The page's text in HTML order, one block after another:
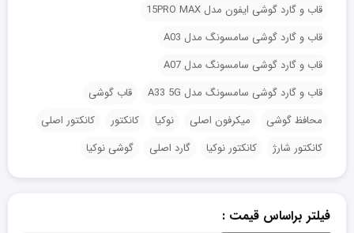
قاب و گارد گوشی ایفون مدل 15PRO MAX
قاب و گارد گوشی سامسونگ مدل A03
قاب و گارد گوشی سامسونگ مدل A07
قاب و گارد گوشی سامسونگ مدل A33 5G
قاب گوشی
محافظ گوشی
میکرفون اصلی نوکیا کانکتور
کانکتور اصلی
کانکتور شارژ
کانکتور نوکیا گارد اصلی گوشی نوکیا
فیلتر براساس قیمت :